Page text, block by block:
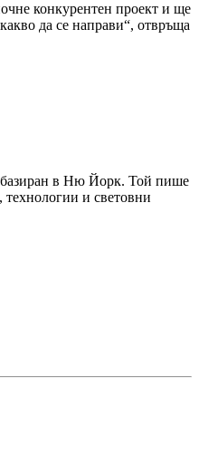
конкурентен проект и ще
да се направи“, отвръща
в Ню Йорк. Той пише
технологии и световни